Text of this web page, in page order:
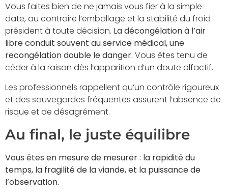
Vous faites bien de ne jamais vous fier à la simple
date, au contraire l’emballage et la stabilité du froid
président à toute décision. La décongélation à l’air
libre conduit souvent au service médical, une
recongélation double le danger. Vous êtes tenu de
céder à la raison dès l’apparition d’un doute olfactif.
Les professionnels rappellent qu’un contrôle rigoureux
et des sauvegardes fréquentes assurent l’absence de
risque et de désagrément.
Au final, le juste équilibre
Vous êtes en mesure de mesurer : la rapidité du
temps, la fragilité de la viande, et la puissance de
l’observation.